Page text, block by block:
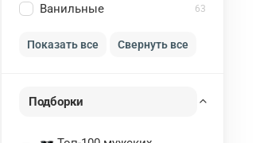
Ванильные 63
Показать все Свернуть все
Подборки